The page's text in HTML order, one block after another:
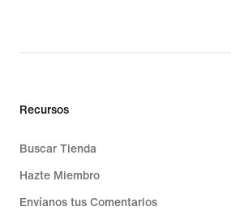
Recursos
Buscar Tienda
Hazte Miembro
Envíanos tus Comentarios